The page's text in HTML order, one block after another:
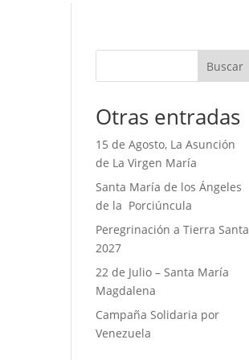
Buscar
Otras entradas
15 de Agosto, La Asunción
de La Virgen María
Santa María de los Ángeles
de la Porciúncula
Peregrinación a Tierra Santa
2027
22 de Julio – Santa María
Magdalena
Campaña Solidaria por
Venezuela